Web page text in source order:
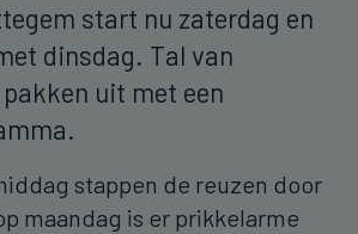
start nu zaterdag en
dinsdag. Tal van
uit met een
stappen de reuzen door
maandag is er prikkelarme